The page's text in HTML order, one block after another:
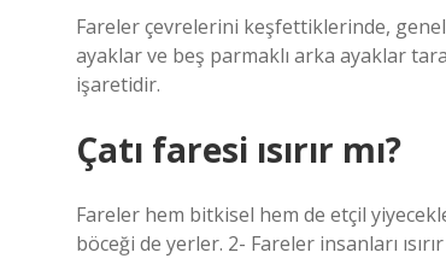
Fareler çevrelerini keşfettiklerinde,
ayaklar ve beş parmaklı arka ayaklar
işaretidir.
Çatı faresi ısırır mı?
Fareler hem bitkisel hem de etçil
böceği de yerler. 2- Fareler insanları